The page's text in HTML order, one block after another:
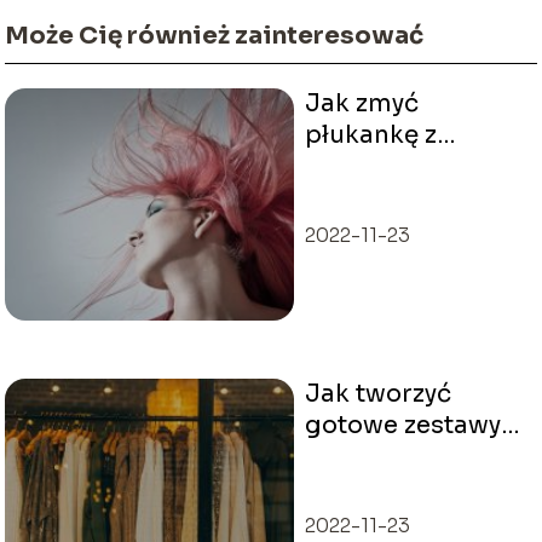
Może Cię również zainteresować
Jak zmyć
płukankę z
2022-11-23
Jak tworzyć
gotowe zestawy
zaraz?
2022-11-23